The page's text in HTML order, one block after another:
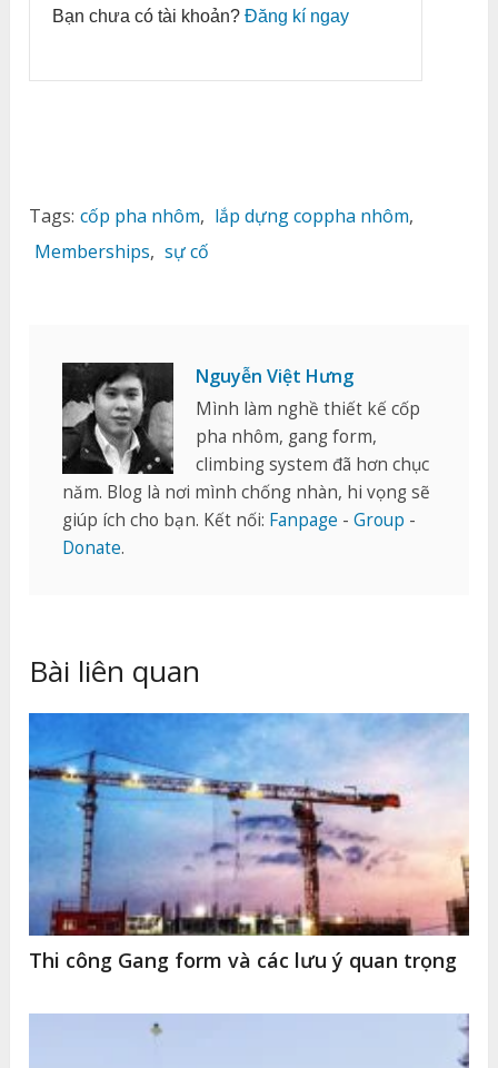
Bạn chưa có tài khoản?Đăng kí ngay
Tags: cốp pha nhôm, lắp dựng coppha nhôm,
Memberships, sự cố
Nguyễn Việt Hưng
Mình làm nghề thiết kế cốp
pha nhôm, gang form,
climbing system đã hơn chục
năm. Blog là nơi mình chống nhàn, hi vọng sẽ
giúp ích cho bạn. Kết nối: Fanpage -Group -
Donate.
Bài liên quan
Thi công Gang form và các lưu ý quan trọng